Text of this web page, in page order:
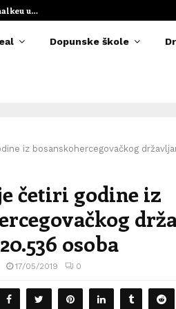
u…
Dopunske škole
iz bosanskohercegovačkog
četiri godine iz
osoba
17/05/2019 0